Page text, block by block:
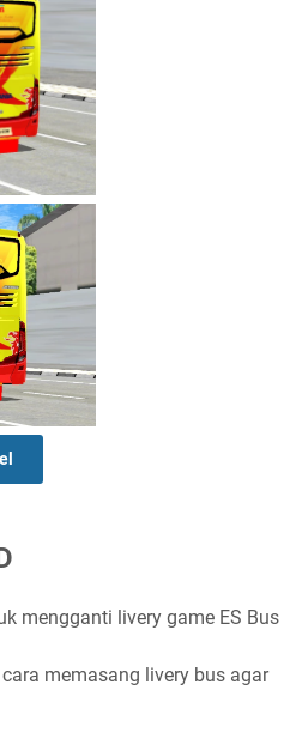
mengganti livery game ES Bus
memasang livery bus agar